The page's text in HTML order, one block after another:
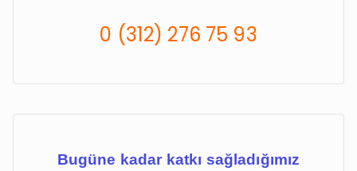
0 (312) 276 75 93
Bugüne kadar katkı sağladığımız